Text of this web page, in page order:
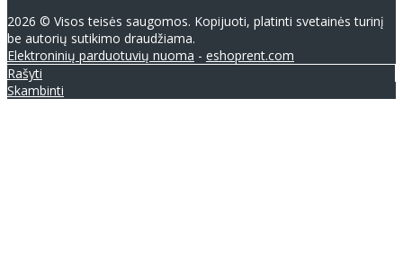
2026 © Visos teisės saugomos. Kopijuoti, platinti svetainės turinį
be autorių sutikimo draudžiama.
Elektroninių parduotuvių nuoma - eshoprent.com
Rašyti
Skambinti